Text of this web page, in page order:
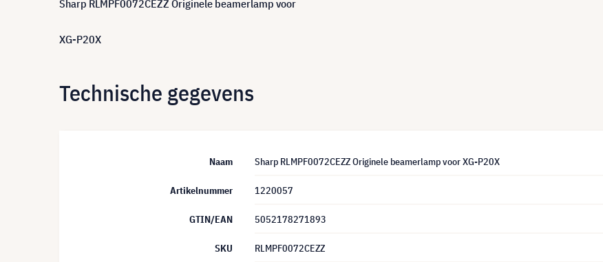
Sharp RLMPF0072CEZZ Originele beamerlamp voor
XG-P20X
Technische gegevens
Naam Sharp RLMPF0072CEZZ Originele beamerlamp voor XG-P20X
Artikelnummer 1220057
GTIN/EAN 5052178271893
SKU RLMPF0072CEZZ